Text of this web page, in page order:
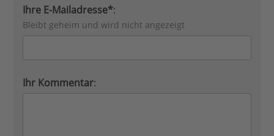
Ihre E-Mailadresse*:
Bleibt geheim und wird nicht angezeigt
Ihr Kommentar: